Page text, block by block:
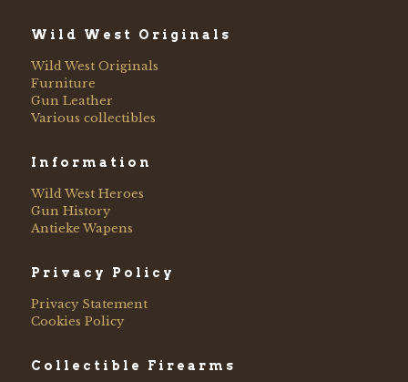
Wild West Originals
Wild West Originals
Furniture
Gun Leather
Various collectibles
Information
Wild West Heroes
Gun History
Antieke Wapens
Privacy Policy
Privacy Statement
Cookies Policy
Collectible Firearms